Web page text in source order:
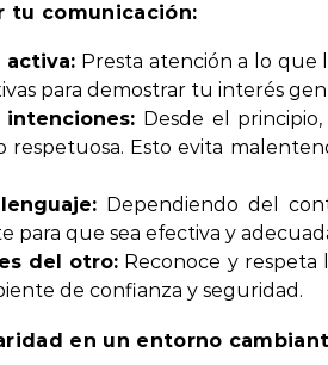
tu comunicación:
activa: Presta atención a lo que
para demostrar tu interés
Desde el principio,
respetuosa. Esto evita
Dependiendo del
para que sea efectiva y
del otro: Reconoce y respeta
de confianza y seguridad.
en un entorno